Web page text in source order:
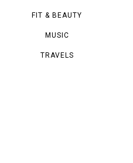
FIT & BEAUTY
MUSIC
TRAVELS